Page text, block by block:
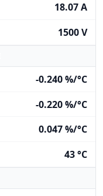
18.07 A
1500 V
-0.240 %/°C
-0.220 %/°C
0.047 %/°C
43 °C